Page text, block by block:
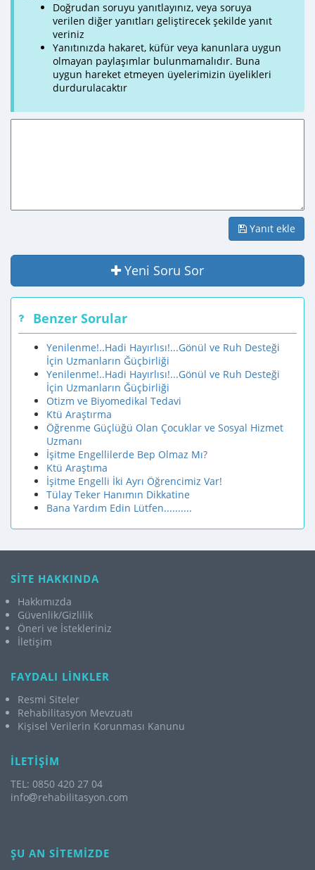
Doğrudan soruyu yanıtlayınız, veya soruya
verilen diğer yanıtları geliştirecek şekilde yanıt
veriniz
Yanıtınızda hakaret, küfür veya kanunlara uygun
olmayan paylaşımlar bulunmamalıdır. Buna
uygun hareket etmeyen üyelerimizin üyelikleri
durdurulacaktır
Yanıt ekle
Yeni Soru Sor
Benzer Sorular
Yenilenme!..Hadi Hayırlısı!...Gönül ve Ruh Desteği
İçin Uzmanların Ğüçbirliği
Yenilenme!..Hadi Hayırlısı!...Gönül ve Ruh Desteği
İçin Uzmanların Ğüçbirliği
Otizm ve Biyomedikal Tedavi
Ktü Araştırma
Öğrenme Güçlüğü Olan Çocuklar ve Sosyal Hizmet
Uzmanı
İşitme Engellilerde Bep Olmaz Mı?
Ktü Araştıma
İşitme Engelli İki Ayrı Öğrencimiz Var!
Tülay Teker Hanımın Dikkatine
Bana Yardım Edin Lütfen..........
SİTE HAKKINDA
Hakkımızda
Güvenlik/Gizlilik
Öneri ve İstekleriniz
İletişim
FAYDALI LİNKLER
Resmi Siteler
Rehabilitasyon Mevzuatı
Kişisel Verilerin Korunması Kanunu
İLETİŞİM
TEL: 0850 420 27 04
info
rehabilitasyon.com
ŞU AN SİTEMİZDE